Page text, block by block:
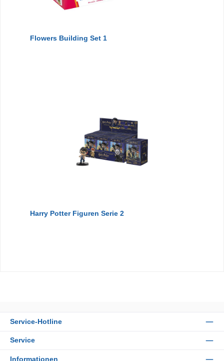
Flowers Building Set 1
Harry Potter Figuren Serie 2
Service-Hotline
Service
Informationen